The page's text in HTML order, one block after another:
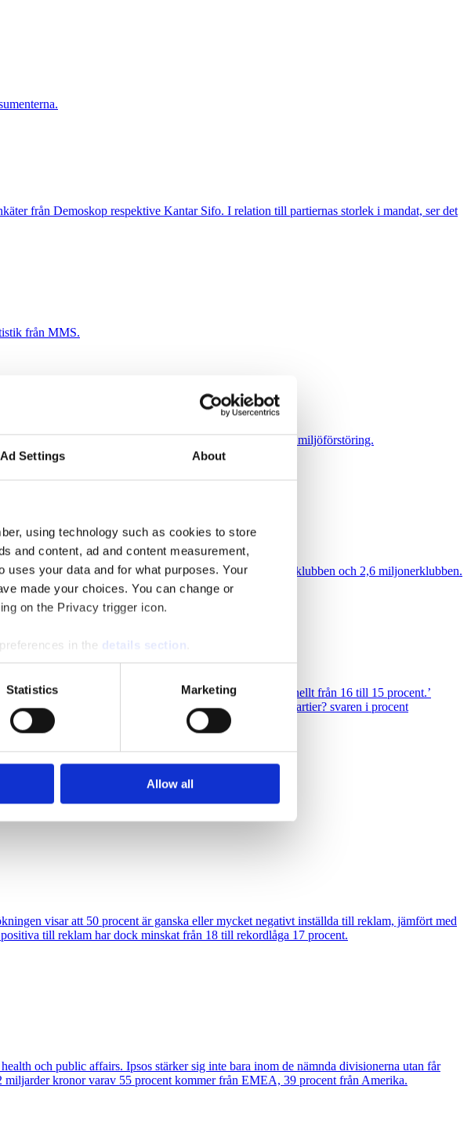
Ad Settings About
using technology such as cookies to store
and content, ad and content measurement,
uses your data and for what purposes. Your
made your choices. You can change or
on the Privacy trigger icon.
in the details section
and to analyse our traffic. We also share
analytics partners who may combine it with
your use of their services.
Statistics Marketing
Allow all
från Demoskop respektive Kantar Sifo. I relation till partiernas storlek i mandat, ser det
från MMS.
en studie som visar samband mellan skatteparadis och miljöförstöring.
om kvinnors hälsa och samla in pengar via 1,6 miljonerklubben och 2,6 miljonerklubben.
Andelen ganska eller mycket positiva har minskat marginellt från 16 till 15 procent.’
är din allmänna inställning till reklam från politiska partier? svaren i procent
som 2 295 har besvarat 25 juli – 2 augusti.
visar att 50 procent är ganska eller mycket negativt inställda till reklam, jämfört med
till reklam har dock minskat från 18 till rekordlåga 17 procent.
och public affairs. Ipsos stärker sig inte bara inom de nämnda divisionerna utan får
kronor varav 55 procent kommer från EMEA, 39 procent från Amerika.